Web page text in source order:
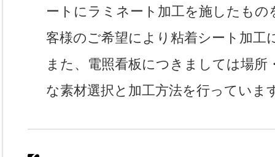
ートにラミネート加工を施したも
客様のご希望により粘着シート加工
また、電照看板につきましては場
な素材選択と加工方法を行っていま